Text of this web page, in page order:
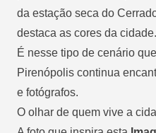
da estação seca do
destaca as cores da cidade.
É nesse tipo de cenário
Pirenópolis continua
e fotógrafos.
O olhar de quem vive a